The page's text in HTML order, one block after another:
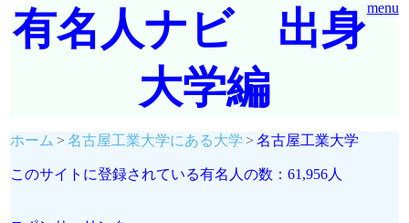
menu
有名人ナビ 出身
大学編
ホーム 名古屋工業大学にある大学 名古屋工業大学
このサイトに登録されている有名人の数：61,956人